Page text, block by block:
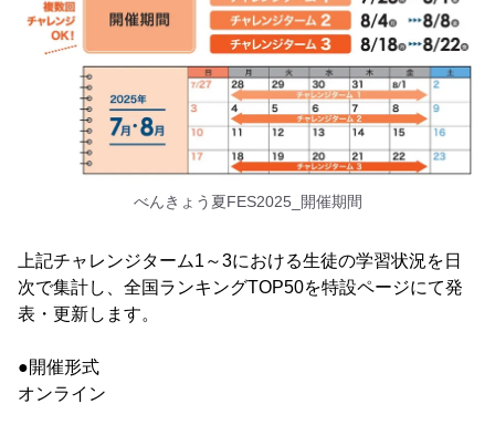
べんきょう夏FES2025_開催期間
上記チャレンジターム1～3における生徒の学習状況を日
次で集計し、全国ランキングTOP50を特設ページにて発
表・更新します。
●開催形式
オンライン